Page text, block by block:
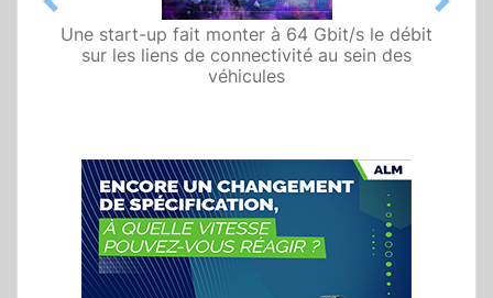
Une start-up fait monter à 64 Gbit/s le débit
sur les liens de connectivité au sein des
véhicules
Previous Next